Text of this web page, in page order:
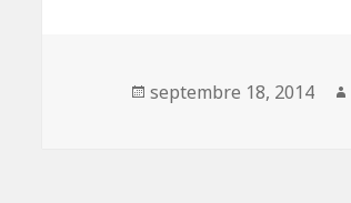
Publié
septembre 18, 2014